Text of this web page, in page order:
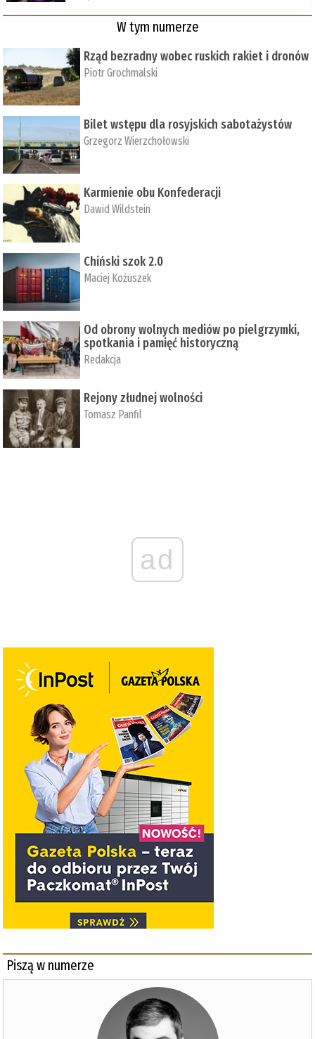
W tym numerze
Rząd bezradny wobec ruskich rakiet i dronów
Piotr Grochmalski
Bilet wstępu dla rosyjskich sabotażystów
Grzegorz Wierzchołowski
Karmienie obu Konfederacji
Dawid Wildstein
Chiński szok 2.0
Maciej Kożuszek
Od obrony wolnych mediów po pielgrzymki,
spotkania i pamięć historyczną
Redakcja
Rejony złudnej wolności
Tomasz Panfil
ad
Piszą w numerze